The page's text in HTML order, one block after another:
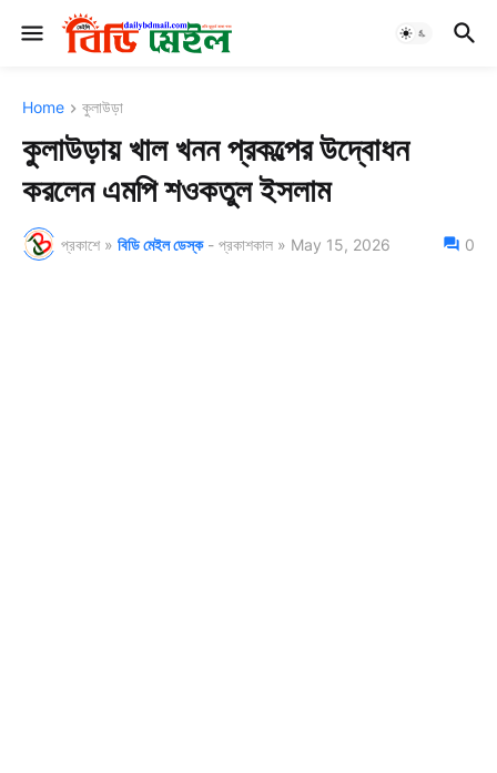
Home কুলাউড়া
কুলাউড়ায় খাল খনন প্রকল্পের উদ্বোধন
করলেন এমপি শওকতুল ইসলাম
প্রকাশে » বিডি মেইল ডেস্ক - প্রকাশকাল » May 15, 2026 0